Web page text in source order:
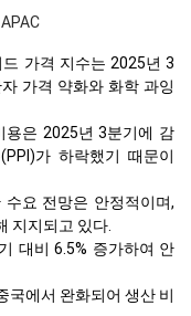
가격 지수는 2025년 3
가격 약화와 화학 과잉
용은 2025년 3분기에 감
가 하락했기 때문이
요 전망은 안정적이며,
지지되고 있다.
대비 6.5% 증가하여 안
국에서 완화되어 생산 비